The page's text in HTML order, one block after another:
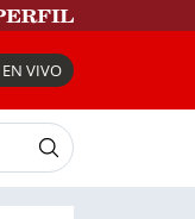
EN VIVO